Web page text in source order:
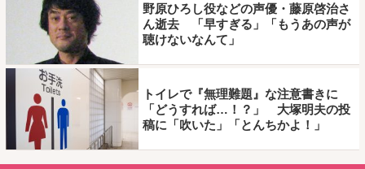
野原ひろし役などの声優・藤原啓治さ
ん逝去 「早すぎる」「もうあの声が
聴けないなんて」
トイレで『無理難題』な注意書きに
「どうすれば…！？」 大塚明夫の投
稿に「吹いた」「とんちかよ！」